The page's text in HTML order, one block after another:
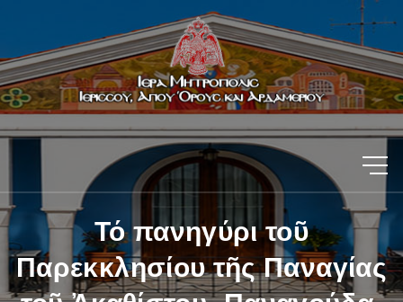
Τό πανηγύρι τοῦ
Παρεκκλησίου τῆς Παναγίας